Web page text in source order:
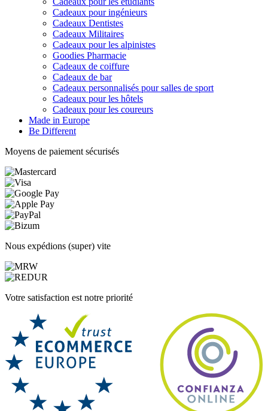
Cadeaux pour ingénieurs
Cadeaux Dentistes
Cadeaux Militaires
Cadeaux pour les alpinistes
Goodies Pharmacie
Cadeaux de coiffure
Cadeaux de bar
Cadeaux personnalisés pour salles de sport
Cadeaux pour les hôtels
Cadeaux pour les coureurs
Made in Europe
Be Different
Moyens de paiement sécurisés
Nous expédions (super) vite
Votre satisfaction est notre priorité